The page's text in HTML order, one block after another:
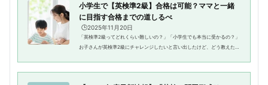
小学生で【英検準2級】合格は可能？ママと一緒
に目指す合格までの道しるべ
🕒️2025年11月20日
「英検準2級ってどれくらい難しいの？」「小学生でも本当に受かるの？」
お子さんが英検準2級にチャレンジしたいと言い出したけど、どう教えたら